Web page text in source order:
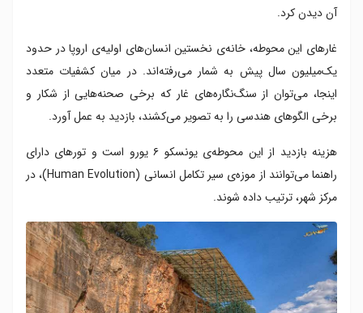
آن دیدن کرد.
غارهای این محوطه، خانه‌ی نخستین انسان‌های اولیه‌ی اروپا در حدود
یک‌میلیون سال پیش به شمار می‌رفته‌اند. در میان کشفیات متعدد
اینجا، می‌توان از سنگ‌نگاره‌های غار که برخی صحنه‌هایی از شکار و
برخی الگوهای هندسی را به تصویر می‌کشند، بازدید به عمل آورد.
هزینه بازدید از این محوطه‌ی یونسکو ۶ یورو است و تورهای دارای
راهنما می‌توانند از موزه‌ی سیر تکامل انسانی (Human Evolution)، در
مرکز شهر، ترتیب داده شوند.